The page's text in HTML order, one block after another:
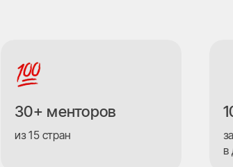
30+ менторов
из 15 стран
в